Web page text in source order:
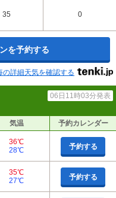
35 0
を予約する
の詳細天気を確認する
06日11時03分発表
気温 予約カレンダー
36℃
28℃
予約する
35℃
27℃
予約する